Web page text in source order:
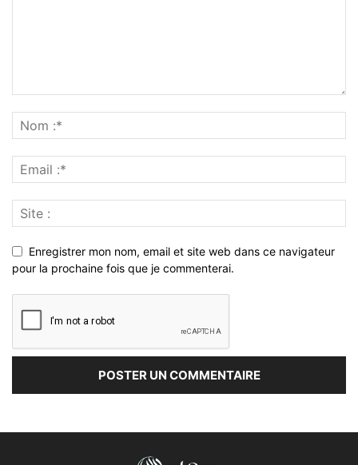
Enregistrer mon nom, email et site web dans ce navigateur
pour la prochaine fois que je commenterai.